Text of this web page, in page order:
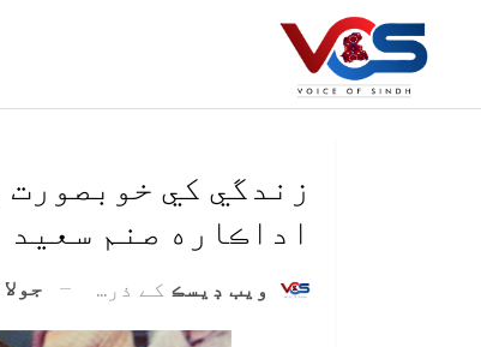
زندگي کي
اداڪاره صنم سعيد
ويب ڊيسڪ کے ذریعہ جولائی